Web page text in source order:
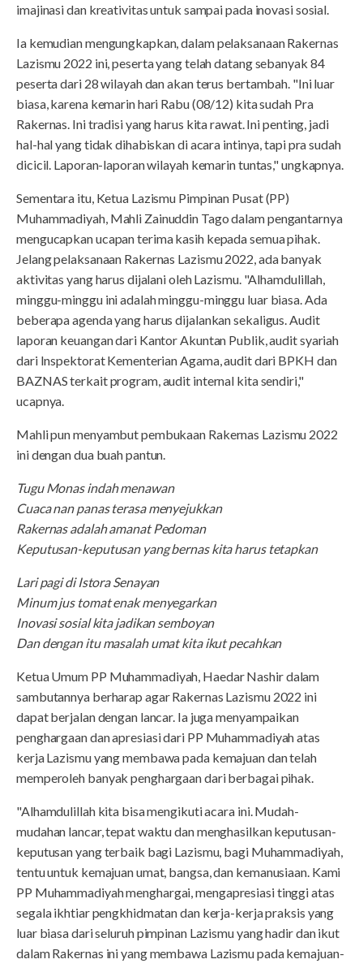
imajinasi dan kreativitas untuk sampai pada inovasi sosial.
Ia kemudian mengungkapkan, dalam pelaksanaan Rakernas
Lazismu 2022 ini, peserta yang telah datang sebanyak 84
peserta dari 28 wilayah dan akan terus bertambah. "Ini luar
biasa, karena kemarin hari Rabu (08/12) kita sudah Pra
Rakernas. Ini tradisi yang harus kita rawat. Ini penting, jadi
hal-hal yang tidak dihabiskan di acara intinya, tapi pra sudah
dicicil. Laporan-laporan wilayah kemarin tuntas," ungkapnya.
Sementara itu, Ketua Lazismu Pimpinan Pusat (PP)
Muhammadiyah, Mahli Zainuddin Tago dalam pengantarnya
mengucapkan ucapan terima kasih kepada semua pihak.
Jelang pelaksanaan Rakernas Lazismu 2022, ada banyak
aktivitas yang harus dijalani oleh Lazismu. "Alhamdulillah,
minggu-minggu ini adalah minggu-minggu luar biasa. Ada
beberapa agenda yang harus dijalankan sekaligus. Audit
laporan keuangan dari Kantor Akuntan Publik, audit syariah
dari Inspektorat Kementerian Agama, audit dari BPKH dan
BAZNAS terkait program, audit internal kita sendiri,"
ucapnya.
Mahli pun menyambut pembukaan Rakernas Lazismu 2022
ini dengan dua buah pantun.
Tugu Monas indah menawan
Cuaca nan panas terasa menyejukkan
Rakernas adalah amanat Pedoman
Keputusan-keputusan yang bernas kita harus tetapkan
Lari pagi di Istora Senayan
Minum jus tomat enak menyegarkan
Inovasi sosial kita jadikan semboyan
Dan dengan itu masalah umat kita ikut pecahkan
Ketua Umum PP Muhammadiyah, Haedar Nashir dalam
sambutannya berharap agar Rakernas Lazismu 2022 ini
dapat berjalan dengan lancar. Ia juga menyampaikan
penghargaan dan apresiasi dari PP Muhammadiyah atas
kerja Lazismu yang membawa pada kemajuan dan telah
memperoleh banyak penghargaan dari berbagai pihak.
"Alhamdulillah kita bisa mengikuti acara ini. Mudah-
mudahan lancar, tepat waktu dan menghasilkan keputusan-
keputusan yang terbaik bagi Lazismu, bagi Muhammadiyah,
tentu untuk kemajuan umat, bangsa, dan kemanusiaan. Kami
PP Muhammadiyah menghargai, mengapresiasi tinggi atas
segala ikhtiar pengkhidmatan dan kerja-kerja praksis yang
luar biasa dari seluruh pimpinan Lazismu yang hadir dan ikut
dalam Rakernas ini yang membawa Lazismu pada kemajuan-